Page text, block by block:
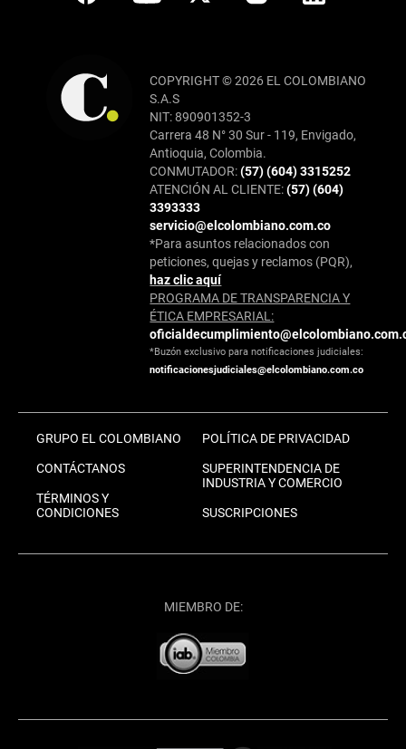
COPYRIGHT © 2026 EL COLOMBIANO
S.A.S
NIT: 890901352-3
Carrera 48 N° 30 Sur - 119, Envigado,
Antioquia, Colombia.
CONMUTADOR:(57) (604) 3315252
ATENCIÓN AL CLIENTE:(57) (604)
3393333
servicio@elcolombiano.com.co
*Para asuntos relacionados con
peticiones, quejas y reclamos (PQR),
haz clic aquí
PROGRAMA DE TRANSPARENCIA Y
ÉTICA EMPRESARIAL:
*Buzón exclusivo para notificaciones judiciales:
notificacionesjudiciales@elcolombiano.com.co
GRUPO EL COLOMBIANO
CONTÁCTANOS
TÉRMINOS Y
CONDICIONES
POLÍTICA DE PRIVACIDAD
SUPERINTENDENCIA DE
INDUSTRIA Y COMERCIO
SUSCRIPCIONES
MIEMBRO DE: